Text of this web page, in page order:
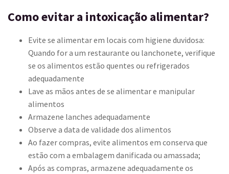
Como evitar a intoxicação alimentar?
Evite se alimentar em locais com higiene duvidosa:
Quando for a um restaurante ou lanchonete, verifique
se os alimentos estão quentes ou refrigerados
adequadamente
Lave as mãos antes de se alimentar e manipular
alimentos
Armazene lanches adequadamente
Observe a data de validade dos alimentos
Ao fazer compras, evite alimentos em conserva que
estão com a embalagem danificada ou amassada;
Após as compras, armazene adequadamente os